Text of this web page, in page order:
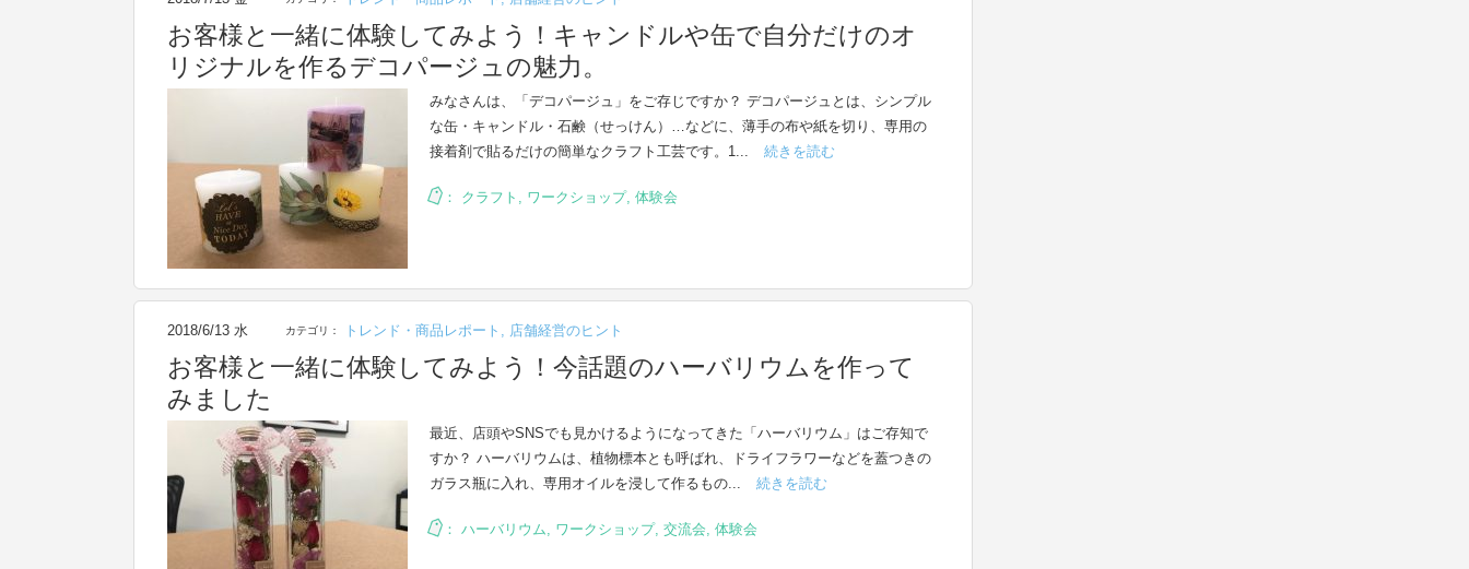
お客様と一緒に体験してみよう！キャンドルや缶で自分だけのオ
リジナルを作るデコパージュの魅力。
みなさんは、「デコパージュ」をご存じですか？ デコパージュとは、シンプル
な缶・キャンドル・石鹸（せっけん）…などに、薄手の布や紙を切り、専用の
接着剤で貼るだけの簡単なクラフト工芸です。1...
続きを読む
： クラフト ワークショップ, 体験会
2018/6/13 水 カテゴリ： トレンド・商品レポート 店舗経営のヒント
お客様と一緒に体験してみよう！今話題のハーバリウムを作って
みました
最近、店頭やSNSでも見かけるようになってきた「ハーバリウム」はご存知で
すか？ ハーバリウムは、植物標本とも呼ばれ、ドライフラワーなどを蓋つきの
ガラス瓶に入れ、専用オイルを浸して作るもの...
続きを読む
： ハーバリウム ワークショップ, 交流会 体験会